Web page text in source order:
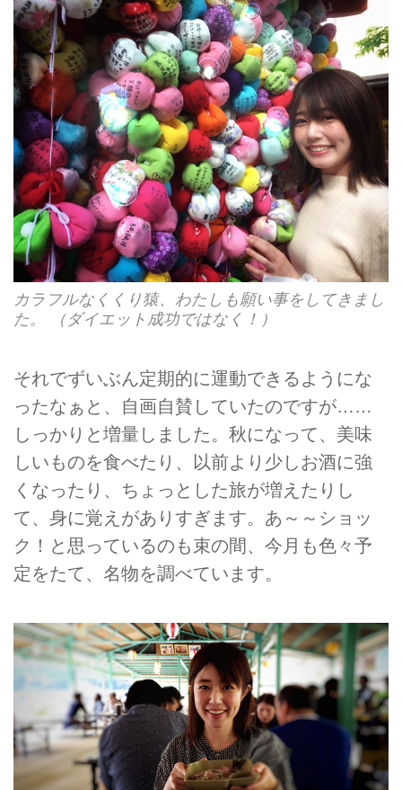
カラフルなくくり猿、わたしも願い事をしてきまし
た。 （ダイエット成功ではなく！）
それでずいぶん定期的に運動できるようにな
ったなぁと、自画自賛していたのですが……
しっかりと増量しました。秋になって、美味
しいものを食べたり、以前より少しお酒に強
くなったり、ちょっとした旅が増えたりし
て、身に覚えがありすぎます。あ～～ショッ
ク！と思っているのも束の間、今月も色々予
定をたて、名物を調べています。